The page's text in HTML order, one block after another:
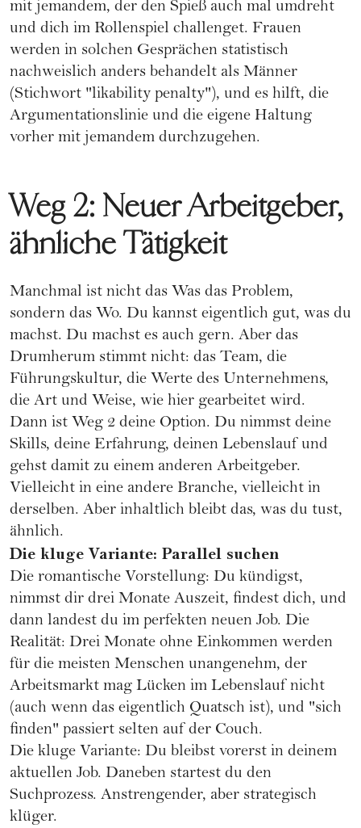
mit jemandem, der den Spieß auch mal umdreht
und dich im Rollenspiel challenget. Frauen
werden in solchen Gesprächen statistisch
nachweislich anders behandelt als Männer
(Stichwort "likability penalty"), und es hilft, die
Argumentationslinie und die eigene Haltung
vorher mit jemandem durchzugehen.
Weg 2: Neuer Arbeitgeber,
ähnliche Tätigkeit
Manchmal ist nicht das Was das Problem,
sondern das Wo. Du kannst eigentlich gut, was du
machst. Du machst es auch gern. Aber das
Drumherum stimmt nicht: das Team, die
Führungskultur, die Werte des Unternehmens,
die Art und Weise, wie hier gearbeitet wird.
Dann ist Weg 2 deine Option. Du nimmst deine
Skills, deine Erfahrung, deinen Lebenslauf und
gehst damit zu einem anderen Arbeitgeber.
Vielleicht in eine andere Branche, vielleicht in
derselben. Aber inhaltlich bleibt das, was du tust,
ähnlich.
Die kluge Variante: Parallel suchen
Die romantische Vorstellung: Du kündigst,
nimmst dir drei Monate Auszeit, findest dich, und
dann landest du im perfekten neuen Job. Die
Realität: Drei Monate ohne Einkommen werden
für die meisten Menschen unangenehm, der
Arbeitsmarkt mag Lücken im Lebenslauf nicht
(auch wenn das eigentlich Quatsch ist), und "sich
finden" passiert selten auf der Couch.
Die kluge Variante: Du bleibst vorerst in deinem
aktuellen Job. Daneben startest du den
Suchprozess. Anstrengender, aber strategisch
klüger.